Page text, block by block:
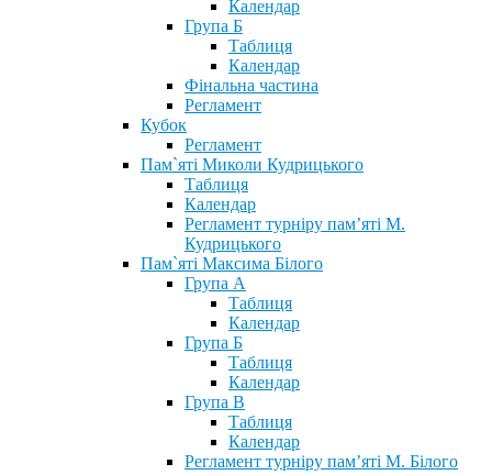
Календар
Група Б
Таблиця
Календар
Фінальна частина
Регламент
Кубок
Регламент
Пам`яті Миколи Кудрицького
Таблиця
Календар
Регламент турніру пам’яті М.
Кудрицького
Пам`яті Максима Білого
Група А
Таблиця
Календар
Група Б
Таблиця
Календар
Група В
Таблиця
Календар
Регламент турніру пам’яті М. Білого